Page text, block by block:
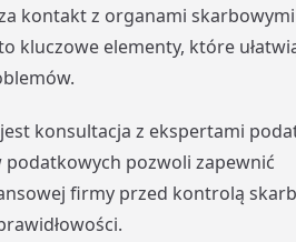
kontakt z organami
kluczowe elementy, które
konsultacja z ekspertami
pozwoli zapewnić
firmy przed kontrolą